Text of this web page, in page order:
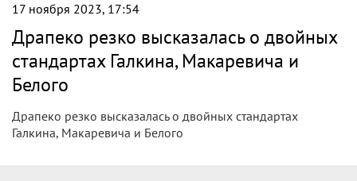
17 ноября 2023, 17:54
Драпеко резко высказалась о двойных
стандартах Галкина, Макаревича и
Белого
Драпеко резко высказалась о двойных стандартах
Галкина, Макаревича и Белого